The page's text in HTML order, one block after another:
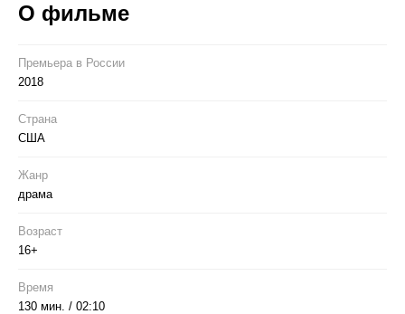
он хорошо работает кулаками. Это турне навсегда
изменит жизнь обоих.
О фильме
Премьера в Росcии
2018
Страна
США
Жанр
драма
Возраст
16+
Время
130 мин. / 02:10